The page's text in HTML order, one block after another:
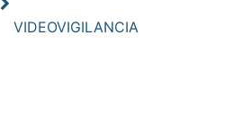
VIDEOVIGILANCIA